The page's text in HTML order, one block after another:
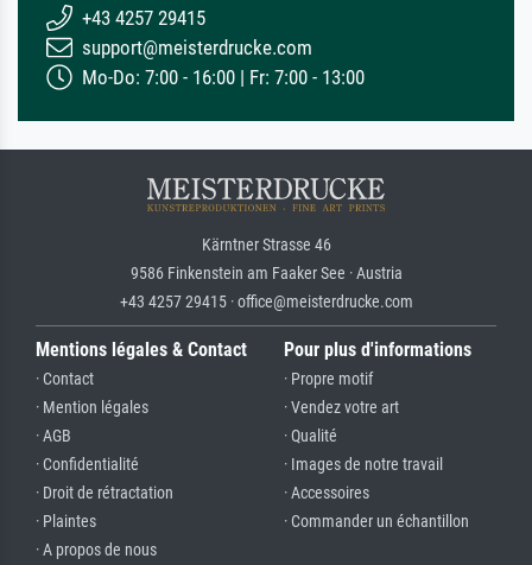
+43 4257 29415
support@meisterdrucke.com
Mo-Do: 7:00 - 16:00 | Fr: 7:00 - 13:00
Kärntner Strasse 46
9586 Finkenstein am Faaker See · Austria
+43 4257 29415 · office@meisterdrucke.com
Mentions légales & Contact
· Contact
· Mention légales
· AGB
· Confidentialité
· Droit de rétractation
· Plaintes
· A propos de nous
Pour plus d'informations
· Propre motif
· Vendez votre art
· Qualité
· Images de notre travail
· Accessoires
· Commander un échantillon